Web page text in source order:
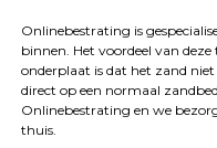
Terrastegels
Tuintegels
Stoeptegels
Buitentegels
Balkontegels
Onlinebestrating is
binnen. Het voordeel van
onderplaat is dat het zand
direct op een normaal
Onlinebestrating en we
thuis.